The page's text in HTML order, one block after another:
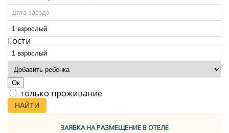
Гости
Ок
только проживание
НАЙТИ
ЗАЯВКА НА РАЗМЕЩЕНИЕ В ОТЕЛЕ